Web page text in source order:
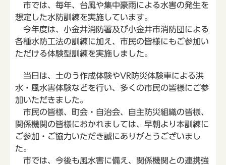
市では、毎年、台風や集中豪雨による水害の発生を
想定した水防訓練を実施しています。
今年度は、小金井消防署及び小金井市消防団による
各種水防工法の訓練に加え、市民の皆様にもご参加い
ただける体験型訓練を実施しました。
当日は、土のう作成体験やVR防災体験車による洪
水・風水害体験などを行い、多くの市民の皆様にご参
加いただきました。
市民の皆様、町会・自治会、自主防災組織の皆様、
関係機関の皆様におかれましては、早朝より本訓練に
ご参加・ご協力いただき誠にありがとうございまし
た。
市では、今後も風水害に備え、関係機関との連携強